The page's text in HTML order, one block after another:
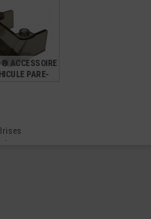
ACCESSOIRE
PARE-